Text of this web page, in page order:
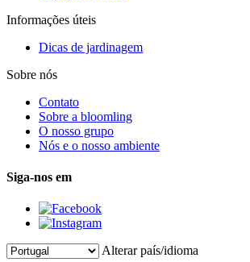
Informações úteis
Dicas de jardinagem
Sobre nós
Contato
Sobre a bloomling
O nosso grupo
Nós e o nosso ambiente
Siga-nos em
Alterar país/idioma